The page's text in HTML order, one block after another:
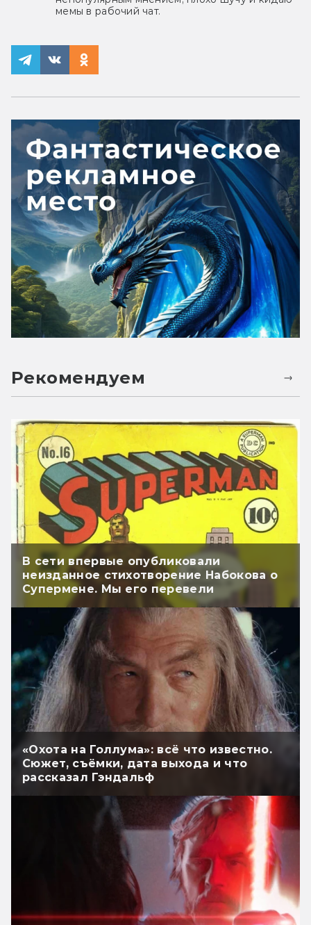
мемы в рабочий чат.
Рекомендуем
В сети впервые опубликовали
неизданное стихотворение Набокова о
Супермене. Мы его перевели
«Охота на Голлума»: всё что известно.
Сюжет, съёмки, дата выхода и что
рассказал Гэндальф